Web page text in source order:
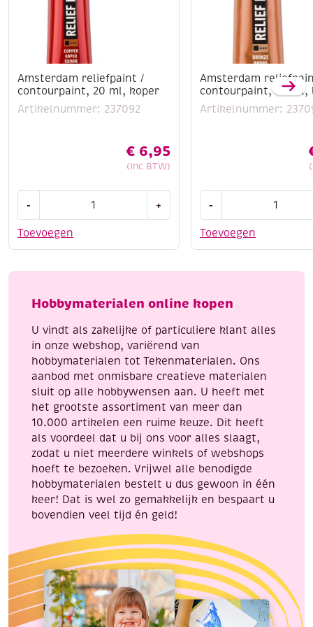
Amsterdam reliefpaint /
contourpaint, 20 ml, koper
Artikelnummer: 237092
€ 6,95
(Inc BTW)
Toevoegen
-
/
ml,
aantal
+
Amsterdam
contourpaint, 20 ml,
Artikelnummer:
Toevoegen
-
/
ml,
aantal
Hobbymaterialen online kopen
U vindt als zakelijke of particuliere klant alles
in onze webshop, variërend van
hobbymaterialen tot Tekenmaterialen. Ons
aanbod met onmisbare creatieve materialen
sluit op alle hobbywensen aan. U heeft met
het grootste assortiment van meer dan
10.000 artikelen een ruime keuze. Dit heeft
als voordeel dat u bij ons voor alles slaagt,
zodat u niet meerdere winkels of webshops
hoeft te bezoeken. Vrijwel alle benodigde
hobbymaterialen bestelt u dus gewoon in één
keer! Dat is wel zo gemakkelijk en bespaart u
bovendien veel tijd én geld!